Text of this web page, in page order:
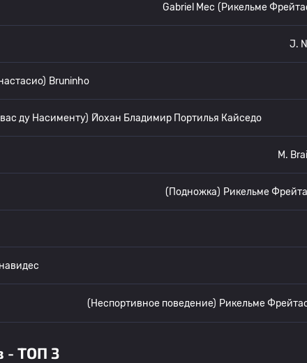
(Рикельме
Gabriel Mec
J.
Bruninho
ду Насименту) Йохан Бладимир Портилья Кайседо
M.
Рикельме
(Подножка)
Рикельме
(Неспортивное поведение)
- ТОП 3